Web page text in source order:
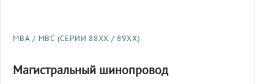
МВА / МВС (СЕРИИ 88XX / 89XX)
Магистральный шинопровод